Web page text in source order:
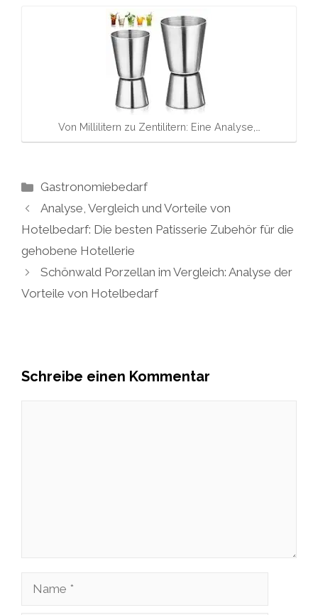
Von Millilitern zu Zentilitern: Eine Analyse,…
Kategorien
Gastronomiebedarf
Analyse, Vergleich und Vorteile von
Hotelbedarf: Die besten Patisserie Zubehör für die
gehobene Hotellerie
Schönwald Porzellan im Vergleich: Analyse der
Vorteile von Hotelbedarf
Schreibe einen Kommentar
Name